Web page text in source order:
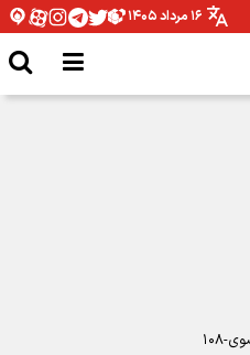
۱۶ مرداد ۱۴۰۵
بودجه برای اتمام پروژه ها هستیم
۱۰۸